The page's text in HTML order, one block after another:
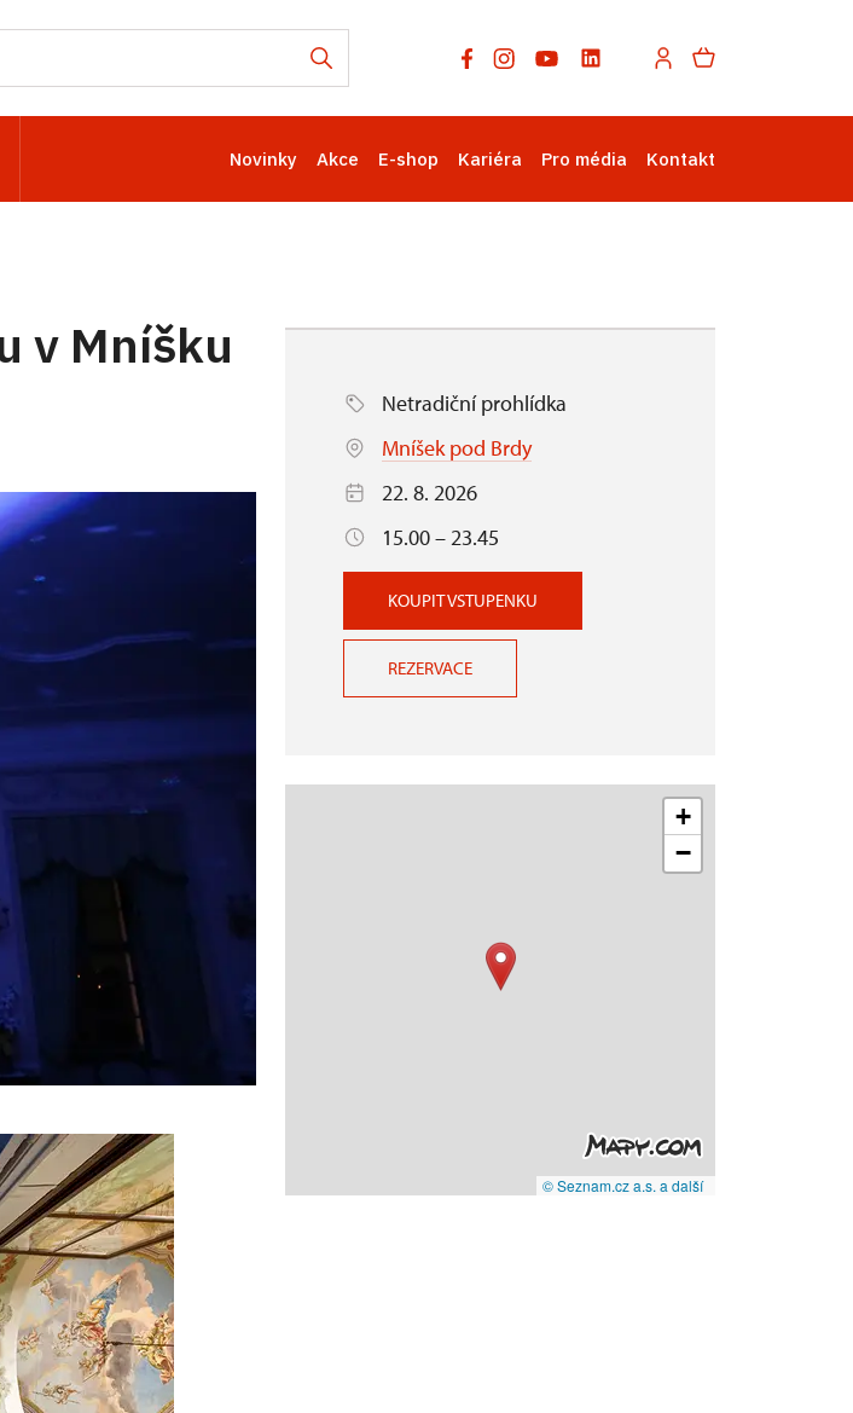
Novinky Akce E-shop Kariéra Pro média Kontakt
v Mníšku
Netradiční prohlídka
Mníšek pod Brdy
22. 8. 2026
15.00 – 23.45
KOUPIT VSTUPENKU
REZERVACE
+
−
© Seznam.cz a.s. a další